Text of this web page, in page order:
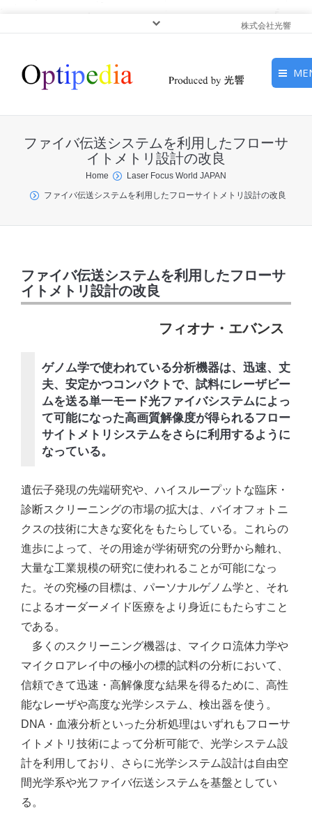
株式会社光響
ピックアップ
サービス
ファイバ伝送システムを利用したフローサ
イトメトリ設計の改良
You are here:Home
Laser Focus World JAPAN
ファイバ伝送システムを利用したフローサイトメトリ設計の改良
ファイバ伝送システムを利用したフローサ
イトメトリ設計の改良
フィオナ・エバンス
ゲノム学で使われている分析機器は、迅速、丈
夫、安定かつコンパクトで、試料にレーザビー
ムを送る単一モード光ファイバシステムによっ
て可能になった高画質解像度が得られるフロー
サイトメトリシステムをさらに利用するように
なっている。
遺伝子発現の先端研究や、ハイスループットな臨床・
診断スクリーニングの市場の拡大は、バイオフォトニ
クスの技術に大きな変化をもたらしている。これらの
進歩によって、その用途が学術研究の分野から離れ、
大量な工業規模の研究に使われることが可能になっ
た。その究極の目標は、パーソナルゲノム学と、それ
によるオーダーメイド医療をより身近にもたらすこと
である。
多くのスクリーニング機器は、マイクロ流体力学や
マイクロアレイ中の極小の標的試料の分析において、
信頼できて迅速・高解像度な結果を得るために、高性
能なレーザや高度な光学システム、検出器を使う。
DNA・血液分析といった分析処理はいずれもフローサ
イトメトリ技術によって分析可能で、光学システム設
計を利用しており、さらに光学システム設計は自由空
間光学系や光ファイバ伝送システムを基盤としてい
る。